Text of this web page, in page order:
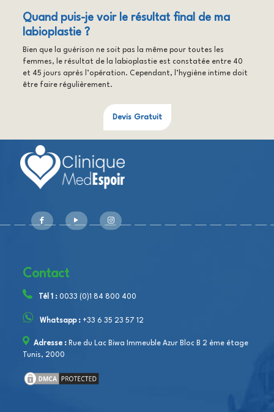
Quand puis-je voir le résultat final de ma
labioplastie ?
Bien que la guérison ne soit pas la même pour toutes les
femmes, le résultat de la labioplastie est constatée entre 40
et 45 jours après l’opération. Cependant, l’hygiène intime doit
être faire régulièrement.
Devis Gratuit
Contact
Tél 1 : 0033 (0)1 84 800 400
Whatsapp : +33 6 35 23 57 12
Adresse : Rue du Lac Biwa Immeuble Azur Bloc B 2 ème étage
Tunis, 2000